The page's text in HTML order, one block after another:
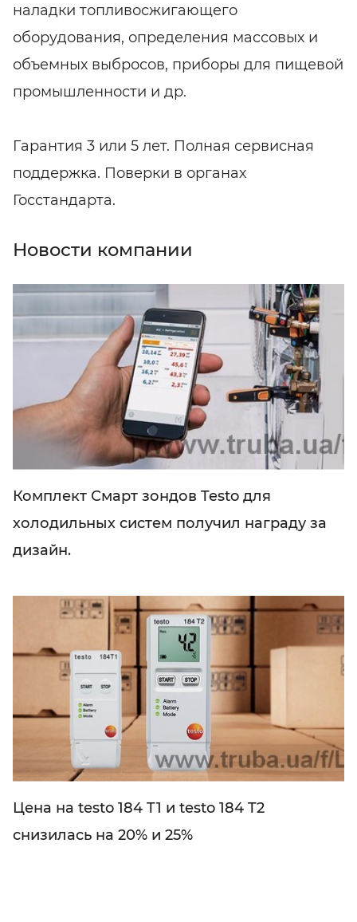
наладки топливосжигающего
оборудования, определения массовых и
объемных выбросов, приборы для пищевой
промышленности и др.
Гарантия 3 или 5 лет. Полная сервисная
поддержка. Поверки в органах
Госстандарта.
Новости компании
Комплект Смарт зондов Testo для
холодильных систем получил награду за
дизайн.
Цена на testo 184 T1 и testo 184 T2
снизилась на 20% и 25%